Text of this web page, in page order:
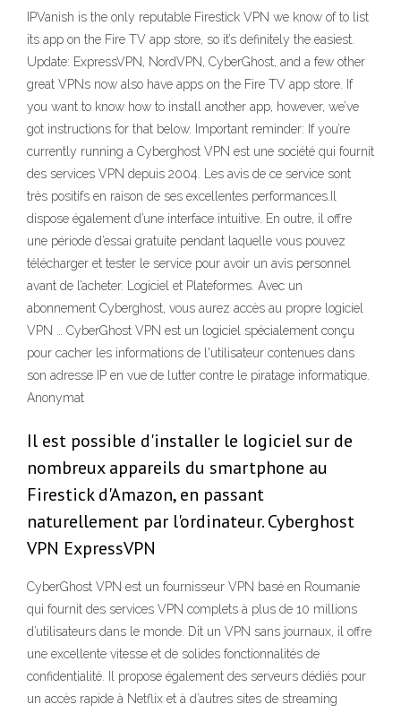
IPVanish is the only reputable Firestick VPN we know of to list
its app on the Fire TV app store, so it’s definitely the easiest.
Update: ExpressVPN, NordVPN, CyberGhost, and a few other
great VPNs now also have apps on the Fire TV app store. If
you want to know how to install another app, however, we’ve
got instructions for that below. Important reminder: If you’re
currently running a Cyberghost VPN est une société qui fournit
des services VPN depuis 2004. Les avis de ce service sont
très positifs en raison de ses excellentes performances.Il
dispose également d’une interface intuitive. En outre, il offre
une période d’essai gratuite pendant laquelle vous pouvez
télécharger et tester le service pour avoir un avis personnel
avant de l’acheter. Logiciel et Plateformes. Avec un
abonnement Cyberghost, vous aurez accès au propre logiciel
VPN … CyberGhost VPN est un logiciel spécialement conçu
pour cacher les informations de l'utilisateur contenues dans
son adresse IP en vue de lutter contre le piratage informatique.
Anonymat
Il est possible d'installer le logiciel sur de
nombreux appareils du smartphone au
Firestick d'Amazon, en passant
naturellement par l'ordinateur. Cyberghost
VPN ExpressVPN
CyberGhost VPN est un fournisseur VPN basé en Roumanie
qui fournit des services VPN complets à plus de 10 millions
d’utilisateurs dans le monde. Dit un VPN sans journaux, il offre
une excellente vitesse et de solides fonctionnalités de
confidentialité. Il propose également des serveurs dédiés pour
un accès rapide à Netflix et à d’autres sites de streaming